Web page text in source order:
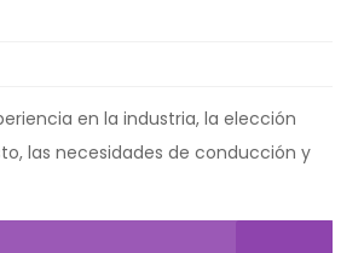
en la industria, la elección
las necesidades de conducción y